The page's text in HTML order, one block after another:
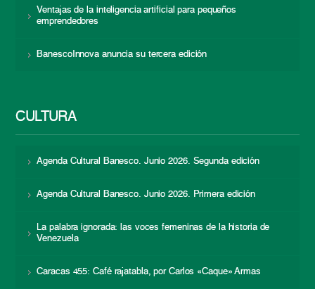
Ventajas de la inteligencia artificial para pequeños
emprendedores
BanescoInnova anuncia su tercera edición
CULTURA
Agenda Cultural Banesco. Junio 2026. Segunda edición
Agenda Cultural Banesco. Junio 2026. Primera edición
La palabra ignorada: las voces femeninas de la historia de
Venezuela
Caracas 455: Café rajatabla, por Carlos «Caque» Armas